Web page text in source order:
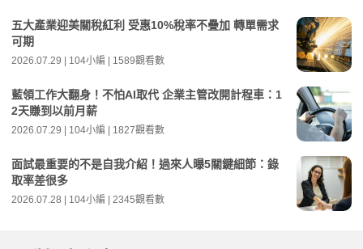
五大產業迎美關稅紅利 受惠10%稅率不疊加 轉單需求
可期
2026.07.29 | 104小編 | 1589觀看數
藍領工作大翻身！不怕AI取代 企業主管改開計程車：1
2天賺到以前月薪
2026.07.29 | 104小編 | 1827觀看數
面試最重要的不是自我介紹！過來人曝5關鍵細節：錄
取率差很多
2026.07.28 | 104小編 | 2345觀看數